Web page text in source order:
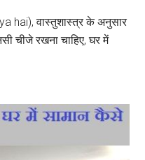
hai), वास्तुशास्त्र के अनुसार
चीजे रखना चाहिए, घर में